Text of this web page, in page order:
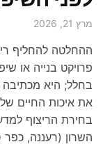
מרץ 21, 2026
ההחלטה להחליף
פרויקט בנייה או
בחלל; היא מכתיבה
את איכות החיים
בחירת הריצוף
השרון (רעננה,